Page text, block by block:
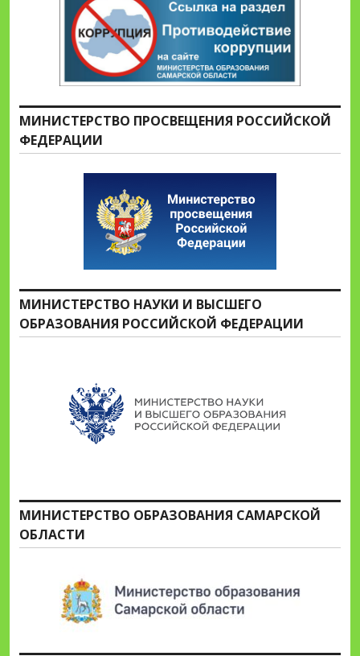
МИНИСТЕРСТВО ПРОСВЕЩЕНИЯ РОССИЙСКОЙ
ФЕДЕРАЦИИ
МИНИСТЕРСТВО НАУКИ И ВЫСШЕГО
ОБРАЗОВАНИЯ РОССИЙСКОЙ ФЕДЕРАЦИИ
МИНИСТЕРСТВО ОБРАЗОВАНИЯ САМАРСКОЙ
ОБЛАСТИ